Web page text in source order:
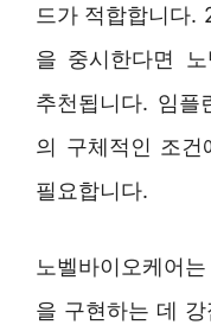
드가 적합합니다.
을 중시한다면 노
추천됩니다. 임
의 구체적인 조
필요합니다.
노벨바이오케어
을 구현하는 데